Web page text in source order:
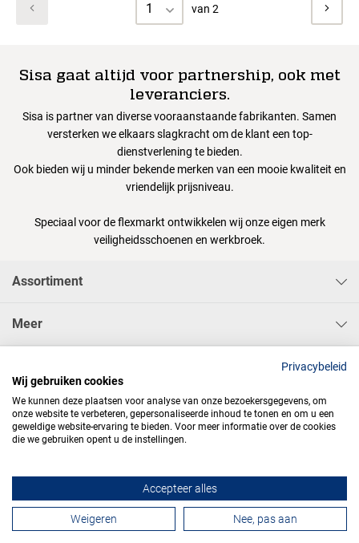
1 van 2
Sisa gaat altijd voor partnership, ook met
leveranciers.
Sisa is partner van diverse vooraanstaande fabrikanten. Samen
versterken we elkaars slagkracht om de klant een top-
dienstverlening te bieden.
Ook bieden wij u minder bekende merken van een mooie kwaliteit en
vriendelijk prijsniveau.
Speciaal voor de flexmarkt ontwikkelen wij onze eigen merk
veiligheidsschoenen en werkbroek.
Assortiment
Meer
Algemene voorwaarden Privacy Webdesign
Contactformulier
Privacybeleid
Wij gebruiken cookies
We kunnen deze plaatsen voor analyse van onze bezoekersgegevens, om
onze website te verbeteren, gepersonaliseerde inhoud te tonen en om u een
geweldige website-ervaring te bieden. Voor meer informatie over de cookies
die we gebruiken opent u de instellingen.
Accepteer alles
Weigeren Nee, pas aan